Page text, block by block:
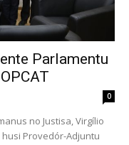
Parlamentu
0
no Justisa, Virgílio
husi Provedór-Adjuntu